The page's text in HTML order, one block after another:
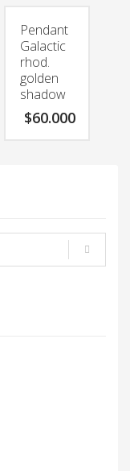
Pendant
Galactic
rhod.
golden
shadow
$60.000